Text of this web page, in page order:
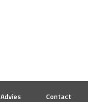
Advies Contact